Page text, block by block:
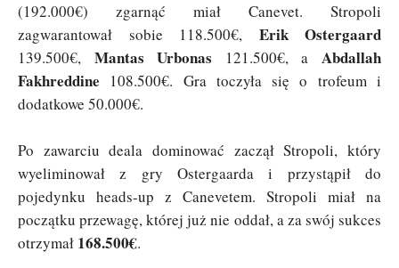
(192.000€) zgarnąć miał Canevet. Stropoli
zagwarantował sobie 118.500€, Erik Ostergaard
139.500€, Mantas Urbonas 121.500€, aAbdallah
Fakhreddine 108.500€. Gra toczyła się o trofeum i
dodatkowe 50.000€.
Po zawarciu deala dominować zaczął Stropoli, który
wyeliminował z gry Ostergaarda i przystąpił do
pojedynku heads-up z Canevetem. Stropoli miał na
początku przewagę, której już nie oddał, a za swój sukces
otrzymał 168.500€.